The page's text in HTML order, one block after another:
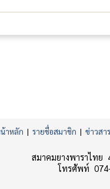
าหลัก | รายชื่อสมาชิก | ข่าวสาร
สมาคมยางพาราไทย
โทรศัพท์